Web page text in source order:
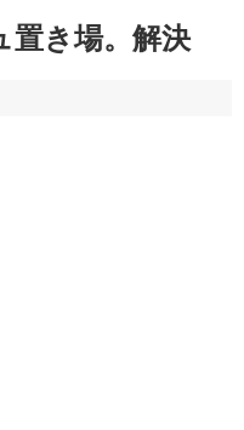
置き場。解決